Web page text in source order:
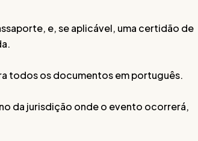
e, se aplicável, uma certidão de
todos os documentos em português.
da jurisdição onde o evento ocorrerá,